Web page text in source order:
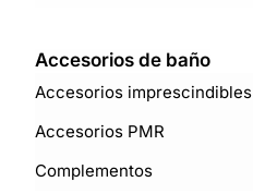
Accesorios de baño
Accesorios imprescindibles
Accesorios PMR
Complementos